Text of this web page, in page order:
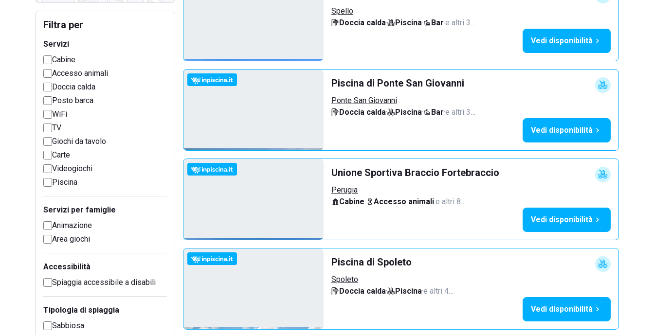
Filtra per
Servizi
Cabine
Accesso animali
Doccia calda
Posto barca
WiFi
TV
Giochi da tavolo
Carte
Videogiochi
Piscina
Servizi per famiglie
Animazione
Area giochi
Accessibilità
Spiaggia accessibile a disabili
Tipologia di spiaggia
Sabbiosa
Spello
Doccia calda· Piscina· Bar·e altri 3…
Vedi disponibilità
Piscina di Ponte San Giovanni
Ponte San Giovanni
Doccia calda· Piscina· Bar·e altri 3…
Vedi disponibilità
Unione Sportiva Braccio Fortebraccio
Perugia
Cabine· Accesso animali·e altri 8…
Vedi disponibilità
Piscina di Spoleto
Spoleto
Doccia calda· Piscina·e altri 4…
Vedi disponibilità